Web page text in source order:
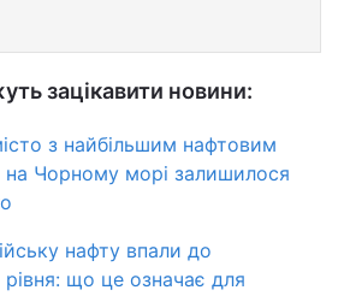
зацікавити новини:
з найбільшим нафтовим
на Чорному морі залишилося
нафту впали до
що це означає для